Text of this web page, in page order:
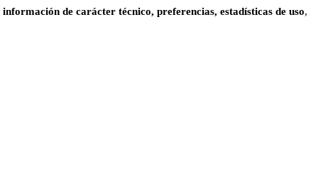
información de carácter técnico, preferencias, estadísticas de uso,